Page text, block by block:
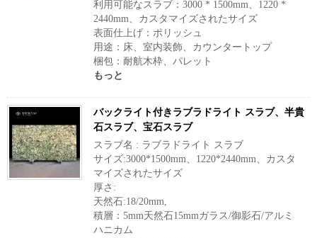
利用可能なスラブ：3000 * 1500mm、1220 *
2440mm、カスタマイズされたサイズ
表面仕上げ：ポリッシュ
用途：床、室内装飾、カウンタートップ
梱包：耐航木枠、パレット
もっと
バックライト付きラブラドライト スラブ、半貴
石スラブ、宝石スラブ
スラブ名 : ラブラドライト スラブ
サイズ:3000*1500mm、1220*2440mm、カスタ
マイズされたサイズ
厚さ:
天然石:18/20mm,
積層：5mm天然石15mmガラス/御影石/アルミ
ハニカム